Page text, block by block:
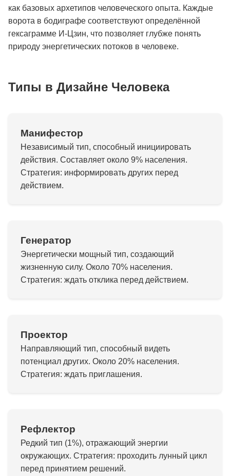
как базовых архетипов человеческого опыта. Каждые
ворота в бодиграфе соответствуют определённой
гексаграмме И-Цзин, что позволяет глубже понять
природу энергетических потоков в человеке.
Типы в Дизайне Человека
Манифестор
Независимый тип, способный инициировать
действия. Составляет около 9% населения.
Стратегия: информировать других перед
действием.
Генератор
Энергетически мощный тип, создающий
жизненную силу. Около 70% населения.
Стратегия: ждать отклика перед действием.
Проектор
Направляющий тип, способный видеть
потенциал других. Около 20% населения.
Стратегия: ждать приглашения.
Рефлектор
Редкий тип (1%), отражающий энергии
окружающих. Стратегия: проходить лунный цикл
перед принятием решений.